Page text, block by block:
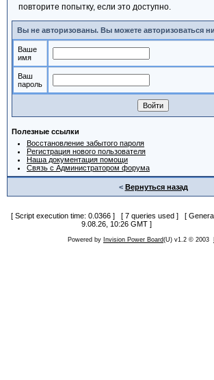
повторите попытку, если это доступно.
Вы не авторизованы. Вы можете авторизоваться
Ваше
имя
Ваш
пароль
Полезные ссылки
Восстановление забытого пароля
Регистрация нового пользователя
Наша документация помощи
Связь с Администратором форума
< Вернуться назад
[ Script execution time: 0.0366 ] [ 7 queries used ] [
9.08.26, 10:26 GMT ]
Powered by Invision Power Board(U) v1.2 © 2003